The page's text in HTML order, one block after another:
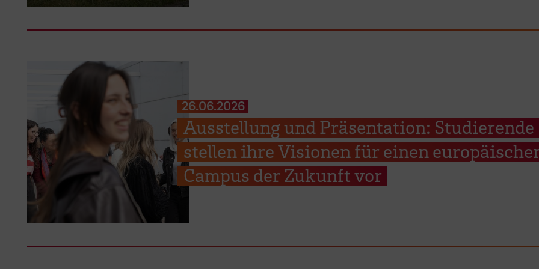
26.06.2026
Ausstellung und Präsentation: Studierende
stellen ihre Visionen für einen
Campus der Zukunft vor